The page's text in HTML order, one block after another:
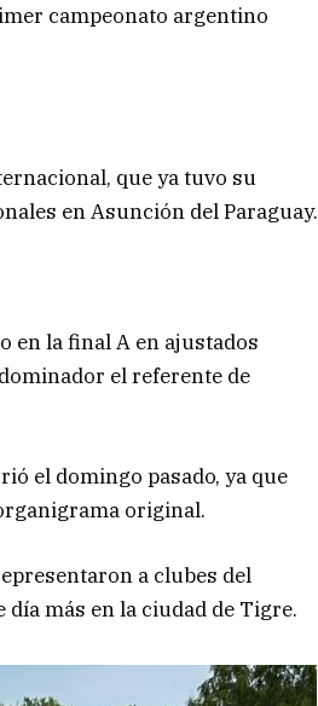
campeonato argentino
que ya tuvo su
en Asunción del Paraguay.
en la final A en ajustados
el referente de
el domingo pasado, ya que
original.
a clubes del
más en la ciudad de Tigre.